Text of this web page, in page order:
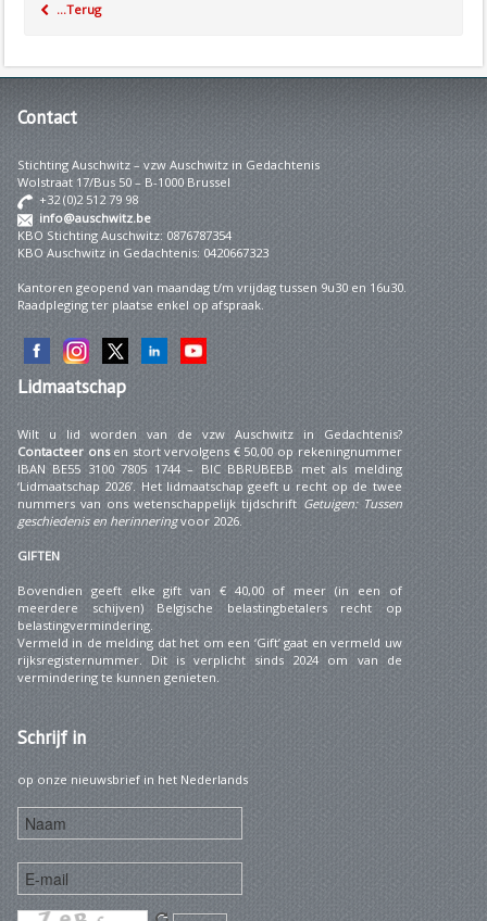
...Terug
Contact
Stichting Auschwitz – vzw Auschwitz in Gedachtenis
Wolstraat 17/Bus 50 – B-1000 Brussel
+32 (0)2 512 79 98
info@auschwitz.be
KBO Stichting Auschwitz: 0876787354
KBO Auschwitz in Gedachtenis: 0420667323
Kantoren geopend van maandag t/m vrijdag tussen 9u30 en 16u30.
Raadpleging ter plaatse enkel op afspraak.
Lidmaatschap
Wilt u lid worden van de vzw Auschwitz in Gedachtenis?
Contacteer onsen stort vervolgens € 50,00 op rekeningnummer
IBAN BE55 3100 7805 1744 – BIC BBRUBEBB met als melding
‘Lidmaatschap 2026’. Het lidmaatschap geeft u recht op de twee
nummers van ons wetenschappelijk tijdschrift Getuigen: Tussen
geschiedenis en herinneringvoor 2026.
GIFTEN
Bovendien geeft elke gift van € 40,00 of meer (in een of
meerdere schijven) Belgische belastingbetalers recht op
belastingvermindering.
Vermeld in de melding dat het om een ‘Gift’ gaat en vermeld uw
rijksregisternummer. Dit is verplicht sinds 2024 om van de
vermindering te kunnen genieten.
Schrijfin
op onze nieuwsbrief in het Nederlands